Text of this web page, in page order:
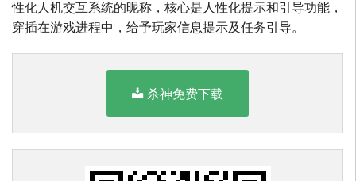
性化人机交互系统的昵称，核心是人性化提示和引导功能，
穿插在游戏进程中，给予玩家信息提示及任务引导。
杀神免费下载